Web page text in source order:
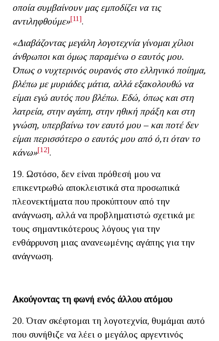
οποία συμβαίνουν μας εμποδίζει να τις
αντιληφθούμε»[11].
«Διαβάζοντας μεγάλη λογοτεχνία γίνομαι χίλιοι
άνθρωποι και όμως παραμένω ο εαυτός μου.
Όπως ο νυχτερινός ουρανός στο ελληνικό ποίημα,
βλέπω με μυριάδες μάτια, αλλά εξακολουθώ να
είμαι εγώ αυτός που βλέπω. Εδώ, όπως και στη
λατρεία, στην αγάπη, στην ηθική πράξη και στη
γνώση, υπερβαίνω τον εαυτό μου – και ποτέ δεν
είμαι περισσότερο ο εαυτός μου από ό,τι όταν το
κάνω»[12].
19. Ωστόσο, δεν είναι πρόθεσή μου να
επικεντρωθώ αποκλειστικά στα προσωπικά
πλεονεκτήματα που προκύπτουν από την
ανάγνωση, αλλά να προβληματιστώ σχετικά με
τους σημαντικότερους λόγους για την
ενθάρρυνση μιας ανανεωμένης αγάπης για την
ανάγνωση.
Ακούγοντας τη φωνή ενός άλλου ατόμου
20. Όταν σκέφτομαι τη λογοτεχνία, θυμάμαι αυτό
που συνήθιζε να λέει ο μεγάλος αργεντινός